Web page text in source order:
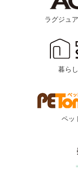
ラグジュ
暮ら
ペッ